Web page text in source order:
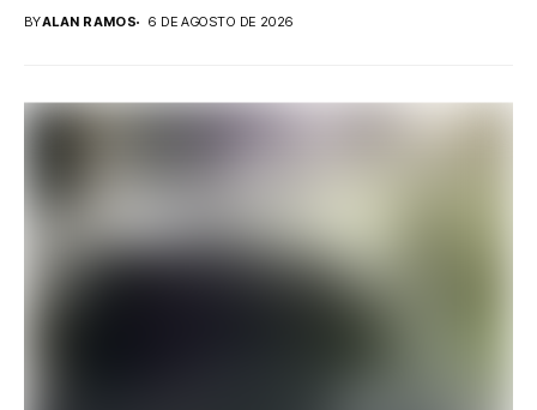
BYALAN RAMOS 6 DE AGOSTO DE 2026